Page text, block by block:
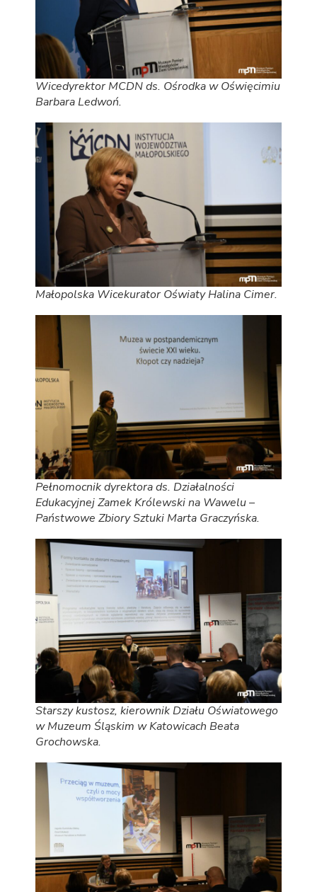
Wicedyrektor MCDN ds. Ośrodka w Oświęcimiu
Barbara Ledwoń.
Małopolska Wicekurator Oświaty Halina Cimer.
Pełnomocnik dyrektora ds. Działalności
Edukacyjnej Zamek Królewski na Wawelu –
Państwowe Zbiory Sztuki Marta Graczyńska.
Starszy kustosz, kierownik Działu Oświatowego
w Muzeum Śląskim w Katowicach Beata
Grochowska.